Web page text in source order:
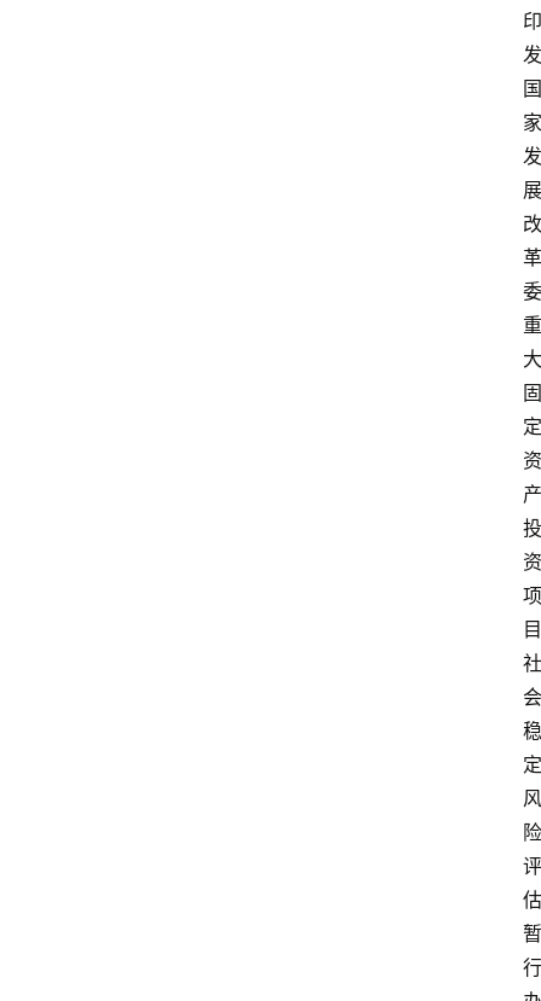
印
发
国
家
发
展
改
革
委
重
大
固
定
资
产
投
资
项
目
社
会
稳
定
风
险
评
估
暂
行